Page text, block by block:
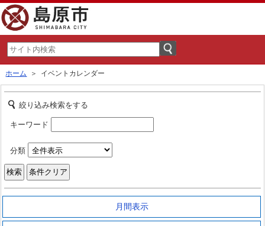
ホーム ＞ イベントカレンダー
絞り込み検索をする
キーワード
分類
月間表示